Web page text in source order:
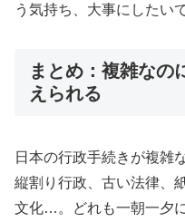
う気持ち、大事にしたい
まとめ：複雑なの
えられる
日本の行政手続きが複雑
縦割り行政、古い法律、
文化…。どれも一朝一夕